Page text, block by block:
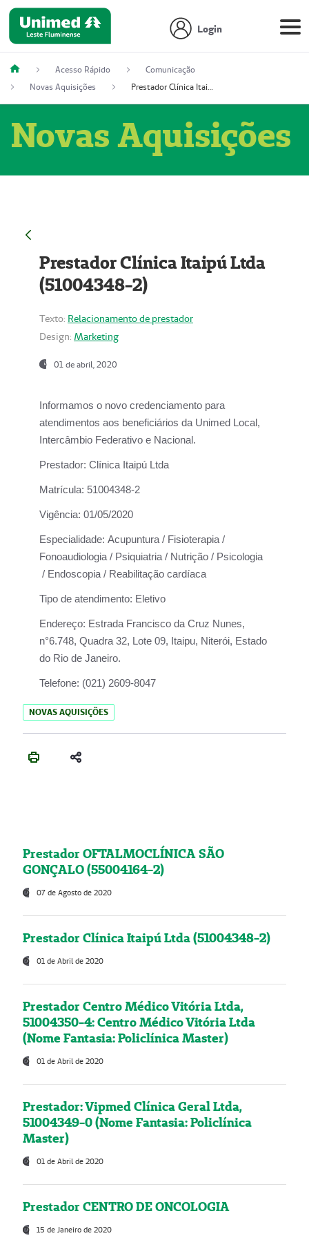
Login
Acesso Rápido
Comunicação
Novas Aquisições
Prestador Clínica Itaipú Ltda (51004348-2)
Novas Aquisições
Prestador Clínica Itaipú Ltda
(51004348-2)
Texto: Relacionamento de prestador
Design: Marketing
01 de abril, 2020
Informamos o novo credenciamento para
atendimentos aos beneficiários da Unimed Local,
Intercâmbio Federativo e Nacional.
Prestador: Clínica Itaipú Ltda
Matrícula: 51004348-2
Vigência: 01/05/2020
Especialidade: Acupuntura / Fisioterapia /
Fonoaudiologia / Psiquiatria / Nutrição / Psicologia
/ Endoscopia / Reabilitação cardíaca
Tipo de atendimento: Eletivo
Endereço: Estrada Francisco da Cruz Nunes,
n°6.748, Quadra 32, Lote 09, Itaipu, Niterói, Estado
do Rio de Janeiro.
Telefone: (021) 2609-8047
NOVAS AQUISIÇÕES
Prestador OFTALMOCLÍNICA SÃO
GONÇALO (55004164-2)
07 de Agosto de 2020
Prestador Clínica Itaipú Ltda (51004348-2)
01 de Abril de 2020
Prestador Centro Médico Vitória Ltda,
51004350-4: Centro Médico Vitória Ltda
(Nome Fantasia: Policlínica Master)
01 de Abril de 2020
Prestador: Vipmed Clínica Geral Ltda,
51004349-0 (Nome Fantasia: Policlínica
Master)
01 de Abril de 2020
Prestador CENTRO DE ONCOLOGIA
15 de Janeiro de 2020